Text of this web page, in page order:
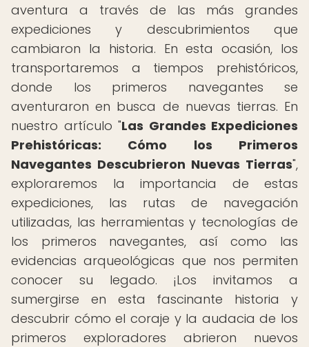
aventura a través de las más grandes
expediciones y descubrimientos que
cambiaron la historia. En esta ocasión, los
transportaremos a tiempos prehistóricos,
donde los primeros navegantes se
aventuraron en busca de nuevas tierras. En
nuestro artículo "Las Grandes Expediciones
Prehistóricas: Cómo los Primeros
Navegantes Descubrieron Nuevas Tierras",
exploraremos la importancia de estas
expediciones, las rutas de navegación
utilizadas, las herramientas y tecnologías de
los primeros navegantes, así como las
evidencias arqueológicas que nos permiten
conocer su legado. ¡Los invitamos a
sumergirse en esta fascinante historia y
descubrir cómo el coraje y la audacia de los
primeros exploradores abrieron nuevos